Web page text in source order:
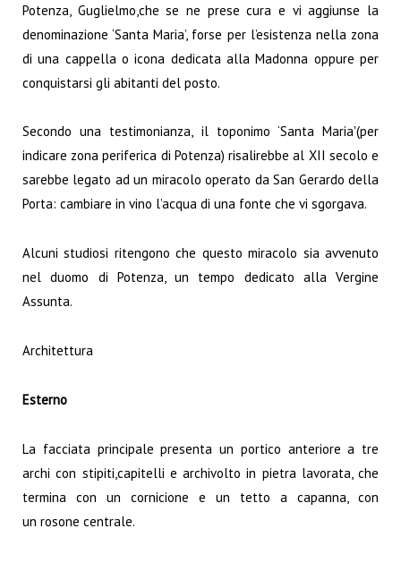
Potenza, Guglielmo,che se ne prese cura e vi aggiunse la
denominazione ‘Santa Maria’, forse per l’esistenza nella zona
di una cappella o icona dedicata alla Madonna oppure per
conquistarsi gli abitanti del posto.
Secondo una testimonianza, il toponimo ‘Santa Maria'(per
indicare zona periferica di Potenza) risalirebbe al XII secolo e
sarebbe legato ad un miracolo operato da San Gerardo della
Porta: cambiare in vino l’acqua di una fonte che vi sgorgava.
Alcuni studiosi ritengono che questo miracolo sia avvenuto
nel duomo di Potenza, un tempo dedicato alla Vergine
Assunta.
Architettura
Esterno
La facciata principale presenta un portico anteriore a tre
archi con stipiti,capitelli e archivolto in pietra lavorata, che
termina con un cornicione e un tetto a capanna, con
un rosone centrale.